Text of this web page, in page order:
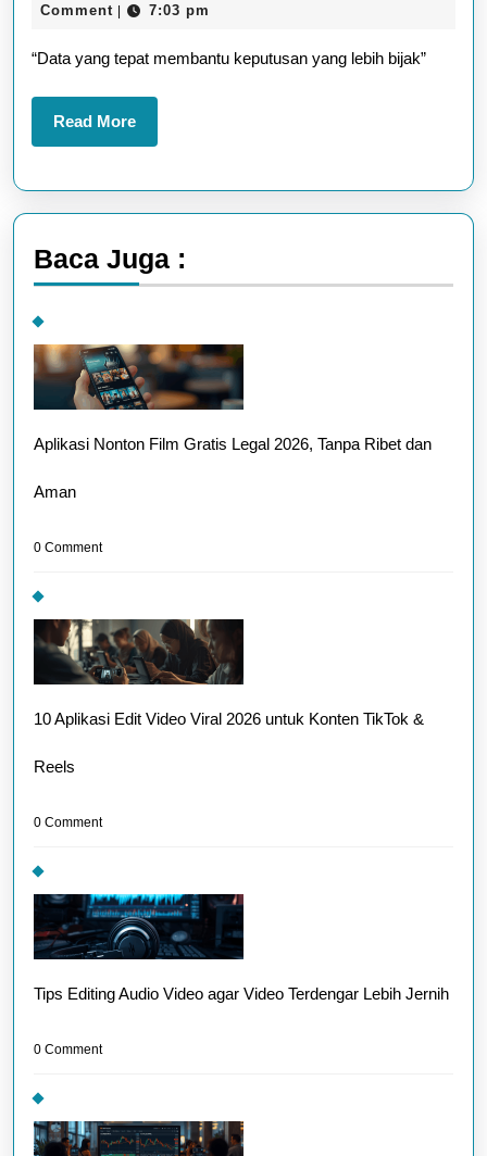
Ini
29,
Comment
7:03 pm
“Data yang tepat membantu keputusan yang lebih bijak”
Read MoreRead
More
Baca Juga :
Aplikasi Nonton Film Gratis Legal 2026, Tanpa Ribet dan
Aman
0 Comment
10 Aplikasi Edit Video Viral 2026 untuk Konten TikTok &
Reels
0 Comment
Tips Editing Audio Video agar Video Terdengar Lebih Jernih
0 Comment